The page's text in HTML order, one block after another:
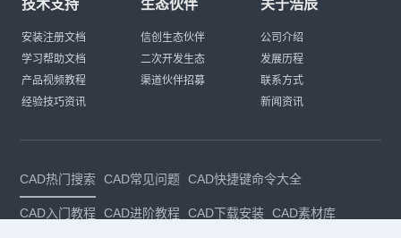
技术支持
安装注册文档
学习帮助文档
产品视频教程
经验技巧资讯
生态伙伴
信创生态伙伴
二次开发生态
渠道伙伴招募
关于浩辰
公司介绍
发展历程
联系方式
新闻资讯
CAD热门搜索 CAD常见问题 CAD快捷键命令大全
CAD入门教程 CAD进阶教程 CAD下载安装 CAD素材库